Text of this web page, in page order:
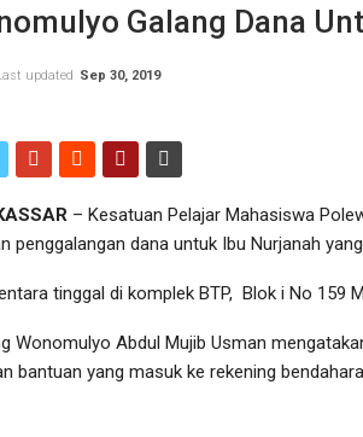
Galang Dana
updated Sep 30, 2019
– Kesatuan Pelajar Mahasiswa
penggalangan dana untuk Ibu Nurjanah
tinggal di komplek BTP, Blok i No 159
Wonomulyo Abdul Mujib Usman
bantuan yang masuk ke rekening